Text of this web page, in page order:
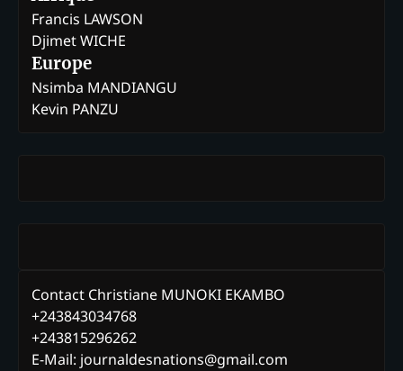
Francis LAWSON
Djimet WICHE
Europe
Nsimba MANDIANGU
Kevin PANZU
Contact Christiane MUNOKI EKAMBO
+243843034768
+243815296262
E-Mail: journaldesnations@gmail.com